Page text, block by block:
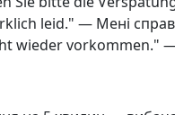
leid." — Мені
wieder vorkommen."